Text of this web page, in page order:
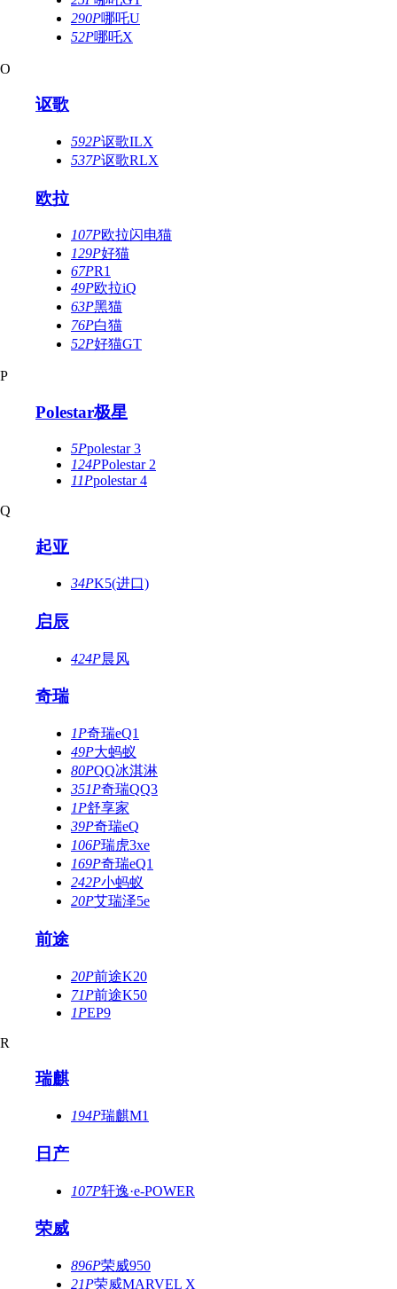
290P哪吒U
52P哪吒X
O
讴歌
592P讴歌ILX
537P讴歌RLX
欧拉
107P欧拉闪电猫
129P好猫
67PR1
49P欧拉iQ
63P黑猫
76P白猫
52P好猫GT
P
Polestar极星
5Ppolestar 3
124PPolestar 2
11Ppolestar 4
Q
起亚
34PK5(进口)
启辰
424P晨风
奇瑞
1P奇瑞eQ1
49P大蚂蚁
80PQQ冰淇淋
351P奇瑞QQ3
1P舒享家
39P奇瑞eQ
106P瑞虎3xe
169P奇瑞eQ1
242P小蚂蚁
20P艾瑞泽5e
前途
20P前途K20
71P前途K50
1PEP9
R
瑞麒
194P瑞麒M1
日产
107P轩逸·e-POWER
荣威
896P荣威950
21P荣威MARVEL X